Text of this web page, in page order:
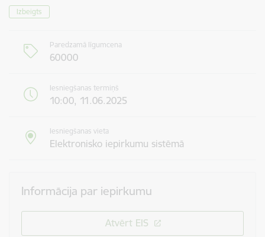
Izbeigts
Paredzamā līgumcena
60000
Iesniegšanas termiņš
10:00, 11.06.2025
Iesniegšanas vieta
Elektronisko iepirkumu sistēmā
Informācija par iepirkumu
Atvērt EIS